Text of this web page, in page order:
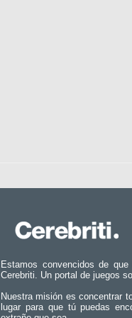
Estamos convencidos de
Cerebriti. Un portal de juegos
Nuestra misión es concentrar
lugar para que tú puedas